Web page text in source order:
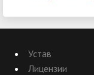
Устав
Лицензии